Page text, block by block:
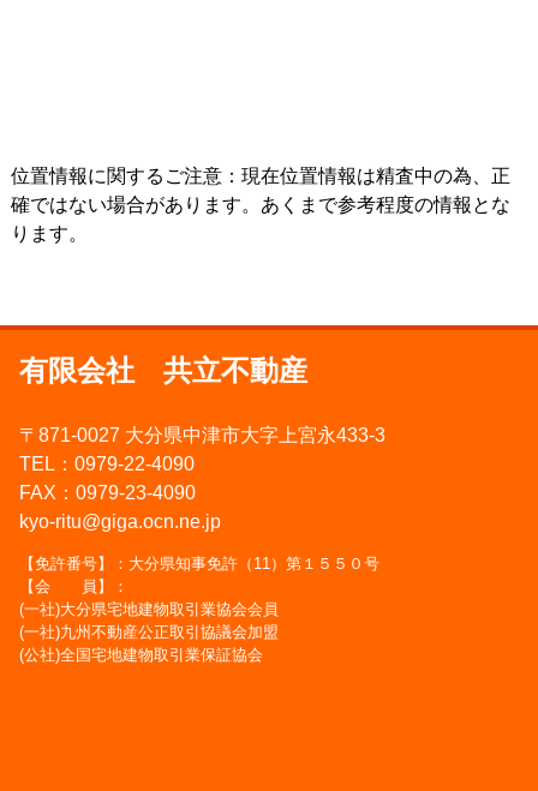
位置情報に関するご注意：現在位置情報は精査中の為、正
確ではない場合があります。あくまで参考程度の情報とな
ります。
有限会社 共立不動産
〒871-0027 大分県中津市大字上宮永433-3
TEL：0979-22-4090
FAX：0979-23-4090
kyo-ritu@giga.ocn.ne.jp
【免許番号】：大分県知事免許（11）第１５５０号
【会 員】：
(一社)大分県宅地建物取引業協会会員
(一社)九州不動産公正取引協議会加盟
(公社)全国宅地建物取引業保証協会